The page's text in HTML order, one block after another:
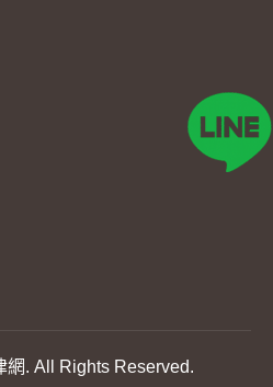
. All Rights Reserved.